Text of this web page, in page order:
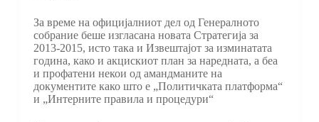
За време на официjалниот дел од Генералното
собрание беше изгласана новата Стратегија за
2013-2015, исто така и Извештајот за изминатата
година, како и акцискиот план за наредната, а беа
и профатени некои од амандманите на
документите како што е „Политичката платформа“
и „Интерните правила и процедури“